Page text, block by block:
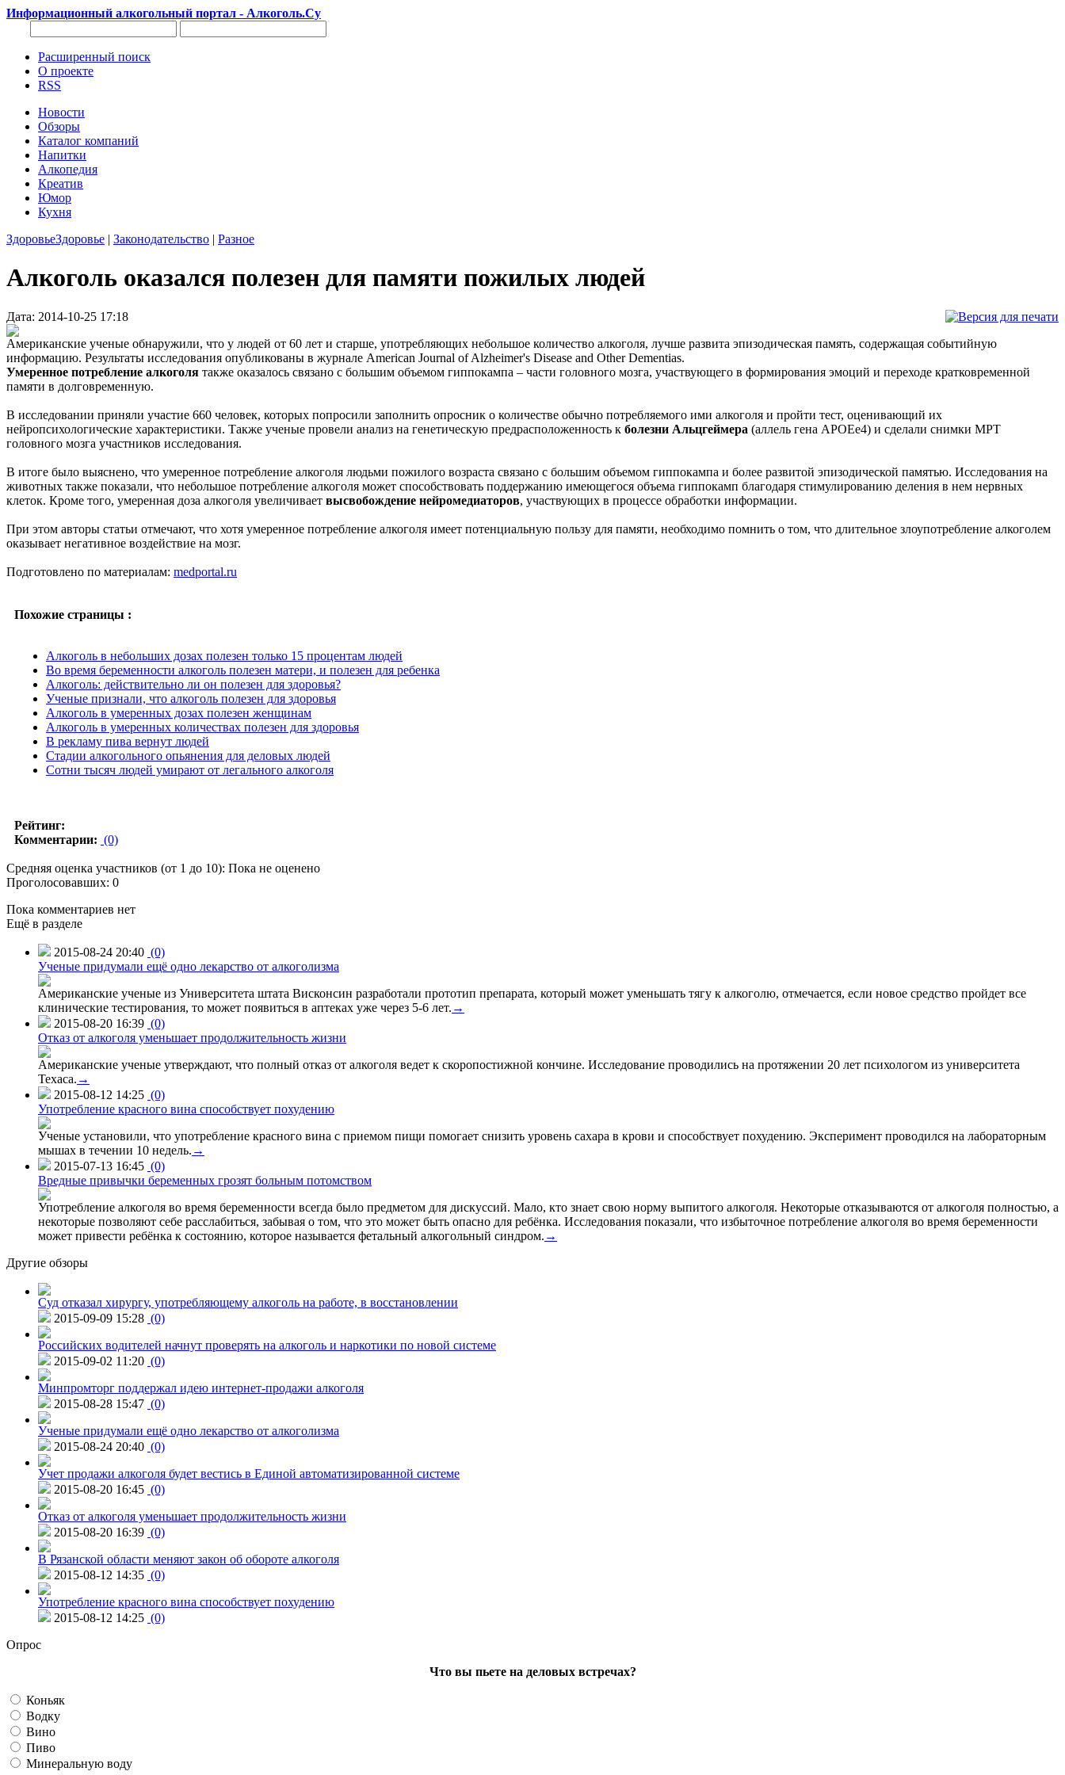
Информационный алкогольный портал - Алкоголь.Су
Расширенный поиск
О проекте
RSS
Новости
Обзоры
Каталог компаний
Напитки
Алкопедия
Креатив
Юмор
Кухня
ЗдоровьеЗдоровье | Законодательство | Разное
Алкоголь оказался полезен для памяти пожилых людей
Дата: 2014-10-25 17:18
Американские ученые обнаружили, что у людей от 60 лет и старше, употребляющих небольшое количество алкоголя, лучше развита эпизодическая память, содержащая событийную
информацию. Результаты исследования опубликованы в журнале American Journal of Alzheimer's Disease and Other Dementias.
Умеренное потребление алкоголя также оказалось связано с большим объемом гиппокампа – части головного мозга, участвующего в формирования эмоций и переходе кратковременной
памяти в долговременную.
В исследовании приняли участие 660 человек, которых попросили заполнить опросник о количестве обычно потребляемого ими алкоголя и пройти тест, оценивающий их
нейропсихологические характеристики. Также ученые провели анализ на генетическую предрасположенность к болезни Альцгеймера (аллель гена APOEe4) и сделали снимки МРТ
головного мозга участников исследования.
В итоге было выяснено, что умеренное потребление алкоголя людьми пожилого возраста связано с большим объемом гиппокампа и более развитой эпизодической памятью. Исследования на
животных также показали, что небольшое потребление алкоголя может способствовать поддержанию имеющегося объема гиппокамп благодаря стимулированию деления в нем нервных
клеток. Кроме того, умеренная доза алкоголя увеличивает высвобождение нейромедиаторов, участвующих в процессе обработки информации.
При этом авторы статьи отмечают, что хотя умеренное потребление алкоголя имеет потенциальную пользу для памяти, необходимо помнить о том, что длительное злоупотребление алкоголем
оказывает негативное воздействие на мозг.
Подготовлено по материалам: medportal.ru
Похожие страницы :
Алкоголь в небольших дозах полезен только 15 процентам людей
Во время беременности алкоголь полезен матери, и полезен для ребенка
Алкоголь: действительно ли он полезен для здоровья?
Ученые признали, что алкоголь полезен для здоровья
Алкоголь в умеренных дозах полезен женщинам
Алкоголь в умеренных количествах полезен для здоровья
В рекламу пива вернут людей
Стадии алкогольного опьянения для деловых людей
Сотни тысяч людей умирают от легального алкоголя
Рейтинг:
Комментарии: (0)
Средняя оценка участников (от 1 до 10): Пока не оценено
Проголосовавших: 0
Пока комментариев нет
Ещё в разделе
2015-08-24 20:40 (0)
Ученые придумали ещё одно лекарство от алкоголизма
Американские ученые из Университета штата Висконсин разработали прототип препарата, который может уменьшать тягу к алкоголю, отмечается, если новое средство пройдет все
клинические тестирования, то может появиться в аптеках уже через 5-6 лет. →
2015-08-20 16:39 (0)
Отказ от алкоголя уменьшает продолжительность жизни
Американские ученые утверждают, что полный отказ от алкоголя ведет к скоропостижной кончине. Исследование проводились на протяжении 20 лет психологом из университета
Техаса. →
2015-08-12 14:25 (0)
Употребление красного вина способствует похудению
Ученые установили, что употребление красного вина с приемом пищи помогает снизить уровень сахара в крови и способствует похудению. Эксперимент проводился на лабораторным
мышах в течении 10 недель. →
2015-07-13 16:45 (0)
Вредные привычки беременных грозят больным потомством
Употребление алкоголя во время беременности всегда было предметом для дискуссий. Мало, кто знает свою норму выпитого алкоголя. Некоторые отказываются от алкоголя полностью, а
некоторые позволяют себе расслабиться, забывая о том, что это может быть опасно для ребёнка. Исследования показали, что избыточное потребление алкоголя во время беременности
может привести ребёнка к состоянию, которое называется фетальный алкогольный синдром. →
Другие обзоры
Суд отказал хирургу, употребляющему алкоголь на работе, в восстановлении
2015-09-09 15:28 (0)
Российских водителей начнут проверять на алкоголь и наркотики по новой системе
2015-09-02 11:20 (0)
Минпромторг поддержал идею интернет-продажи алкоголя
2015-08-28 15:47 (0)
Ученые придумали ещё одно лекарство от алкоголизма
2015-08-24 20:40 (0)
Учет продажи алкоголя будет вестись в Единой автоматизированной системе
2015-08-20 16:45 (0)
Отказ от алкоголя уменьшает продолжительность жизни
2015-08-20 16:39 (0)
В Рязанской области меняют закон об обороте алкоголя
2015-08-12 14:35 (0)
Употребление красного вина способствует похудению
2015-08-12 14:25 (0)
Опрос
Что вы пьете на деловых встречах?
Коньяк
Водку
Вино
Пиво
Минеральную воду